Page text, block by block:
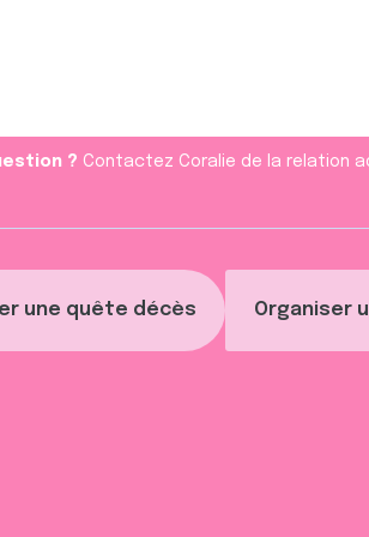
une quête décès Organiser
? Contactez Coralie de la relation